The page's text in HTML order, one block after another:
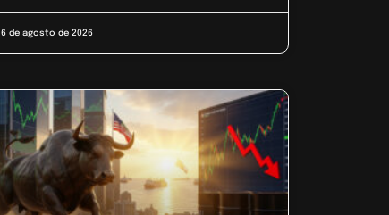
6 de agosto de 2026